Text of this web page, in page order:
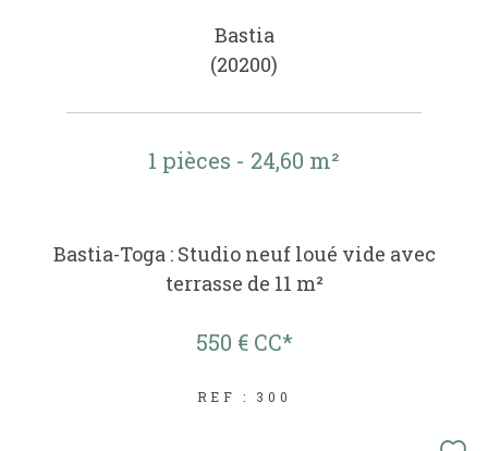
Bastia
(20200)
1 pièces - 24,60 m²
Bastia-Toga : Studio neuf loué vide avec
terrasse de 11 m²
550 € CC*
REF : 300